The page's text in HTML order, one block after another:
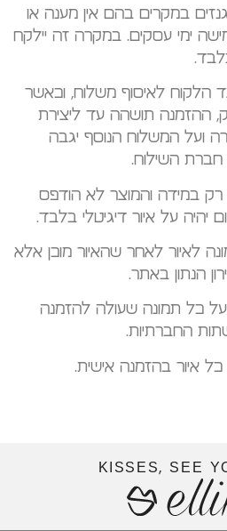
במקרים בהם אין מענה או
ימי עסקים. במקרה זה יילקח
הלקוח לאיסוף משלוח, וכאשר
ההזמנה תושהה עד ליצירת
ועל המשלוח הנוסף יגבה
חברת השילוח.
רק במידה והמוצר לא הודפס
יהיה על איור דיגיטלי בלבד.
לאיור לאחר שהאיור מוכן אלא
הנתון באתר.
על כל תמונה שעולה להזמנה
החברתיות.
איור בהזמנה אישית.
KISSES, SEE